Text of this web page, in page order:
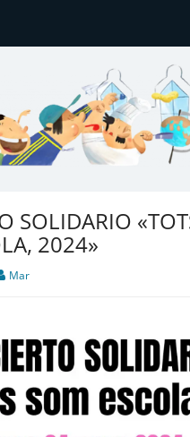
València
SOLIDARIO
2024»
Mar